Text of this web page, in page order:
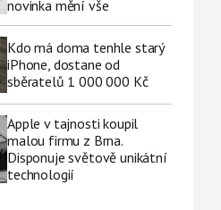
novinka mění vše
Kdo má doma tenhle starý
iPhone, dostane od
sběratelů 1 000 000 Kč
Apple v tajnosti koupil
malou firmu z Brna.
Disponuje světově unikátní
technologií